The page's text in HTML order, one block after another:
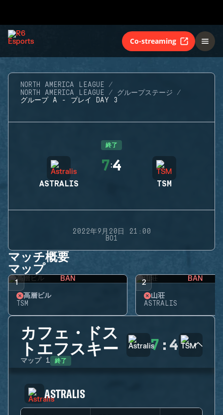
Co-streaming
NORTH AMERICA LEAGUE
NORTH AMERICA LEAGUE
グループステージ
グループ A - プレイ DAY 3
終了
ASTRALIS
7:4
TSM
2022年9月20日 21:00
BO1
マッチ概要
マップ
1 BAN
高層ビル
TSM
2 BAN
山荘
ASTRALIS
カフェ・ドス
トエフスキー
マップ 1 終了
7 : 4
ASTRALIS